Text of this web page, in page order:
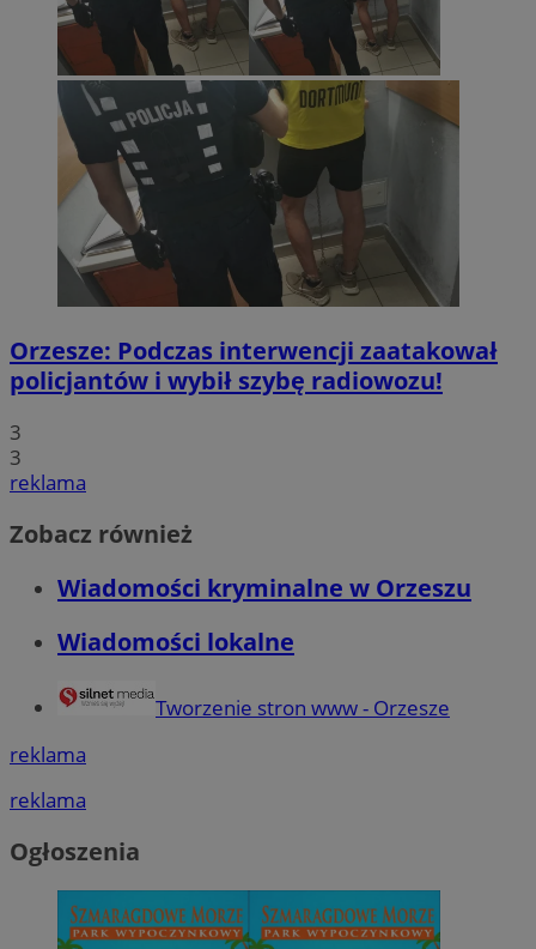
Orzesze: Podczas interwencji zaatakował
policjantów i wybił szybę radiowozu!
3
3
reklama
Zobacz również
Wiadomości kryminalne w Orzeszu
Wiadomości lokalne
Tworzenie stron www - Orzesze
reklama
reklama
Ogłoszenia